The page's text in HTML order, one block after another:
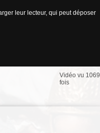
leur lecteur, qui peut déposer
Vidéo vu 1069
fois